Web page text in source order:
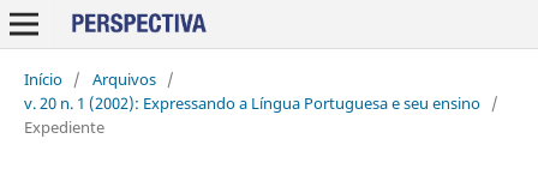
Início / Arquivos /
v. 20 n. 1 (2002): Expressando a Língua Portuguesa e seu ensino /
Expediente